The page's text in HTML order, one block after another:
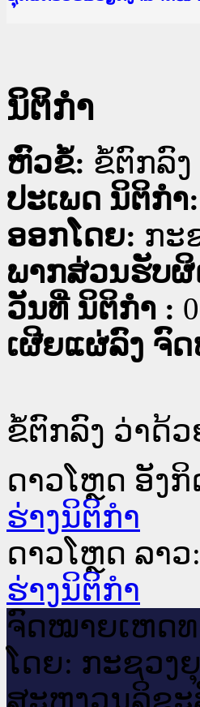
ນິຕິກໍາ
ຫົວຂໍ້: ຂໍ້ຕົກລົ
ປະເພດ ນິຕິກໍາ:
ອອກໂດຍ: ກະ
ພາກສ່ວນຮັບ
ວັນທີ່ ນິຕິກໍາ :
ເຜີຍແຜ່ລົງ ຈົ
ຂໍ້ຕົກລົງ ວ່າດ້
ດາວໂຫຼດ ອັງກິ
ຮ່າງນິຕິກຳ
ດາວໂຫຼດ ລາວ:
ຮ່າງນິຕິກຳ
ຈົດ​ໝາຍ​ເຫດ​ທ
ໂດຍ: ກະ​ຊວງ
ສະ​ຫງວນ​ລິ​ຂະ​